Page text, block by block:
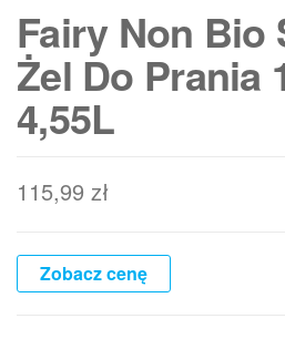
Fairy Non Bio
Żel Do Prania
4,55L
115,99 zł
Zobacz cenę